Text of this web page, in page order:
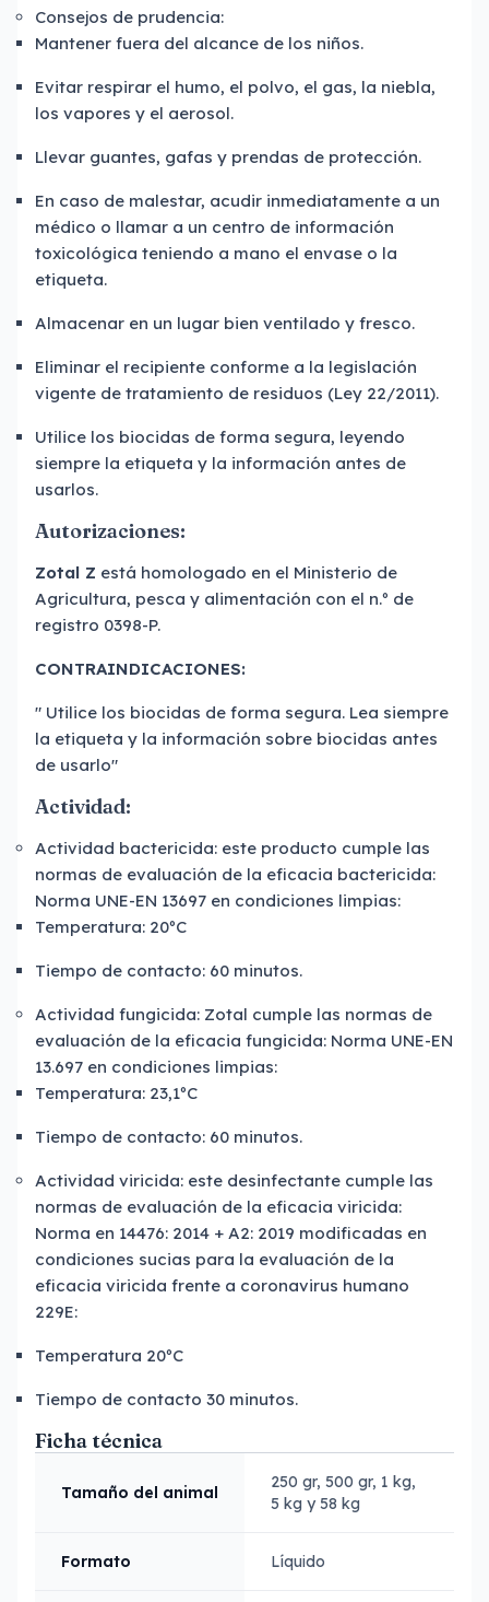
Consejos de prudencia:
Mantener fuera del alcance de los niños.
Evitar respirar el humo, el polvo, el gas, la niebla,
los vapores y el aerosol.
Llevar guantes, gafas y prendas de protección.
En caso de malestar, acudir inmediatamente a un
médico o llamar a un centro de información
toxicológica teniendo a mano el envase o la
etiqueta.
Almacenar en un lugar bien ventilado y fresco.
Eliminar el recipiente conforme a la legislación
vigente de tratamiento de residuos (Ley 22/2011).
Utilice los biocidas de forma segura, leyendo
siempre la etiqueta y la información antes de
usarlos.
Autorizaciones:
Zotal Z está homologado en el Ministerio de
Agricultura, pesca y alimentación con el n.º de
registro 0398-P.
CONTRAINDICACIONES:
" Utilice los biocidas de forma segura. Lea siempre
la etiqueta y la información sobre biocidas antes
de usarlo"
Actividad:
Actividad bactericida: este producto cumple las
normas de evaluación de la eficacia bactericida:
Norma UNE-EN 13697 en condiciones limpias:
Temperatura: 20ºC
Tiempo de contacto: 60 minutos.
Actividad fungicida: Zotal cumple las normas de
evaluación de la eficacia fungicida: Norma UNE-EN
13.697 en condiciones limpias:
Temperatura: 23,1ºC
Tiempo de contacto: 60 minutos.
Actividad viricida: este desinfectante cumple las
normas de evaluación de la eficacia viricida:
Norma en 14476: 2014 + A2: 2019 modificadas en
condiciones sucias para la evaluación de la
eficacia viricida frente a coronavirus humano
229E:
Temperatura 20ºC
Tiempo de contacto 30 minutos.
Ficha técnica
Tamaño del animal
250 gr, 500 gr, 1 kg,
5 kg y 58 kg
Formato Líquido